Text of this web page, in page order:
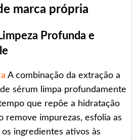
marca própria
Profunda e
A combinação da extração a
sérum limpa profundamente
que repõe a hidratação
remove impurezas, esfolia as
ingredientes ativos às